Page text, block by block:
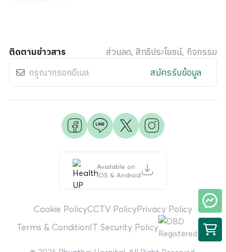
Available on
iOS & Android
ติดตามข่าวสาร
ส่วนลด, สิทธิประโยชน์, กิจกรรม
สมัครรับข้อมูล
Cookie PolicyCCTV PolicyPrivacy Policy
Terms & ConditionIT Security Policy